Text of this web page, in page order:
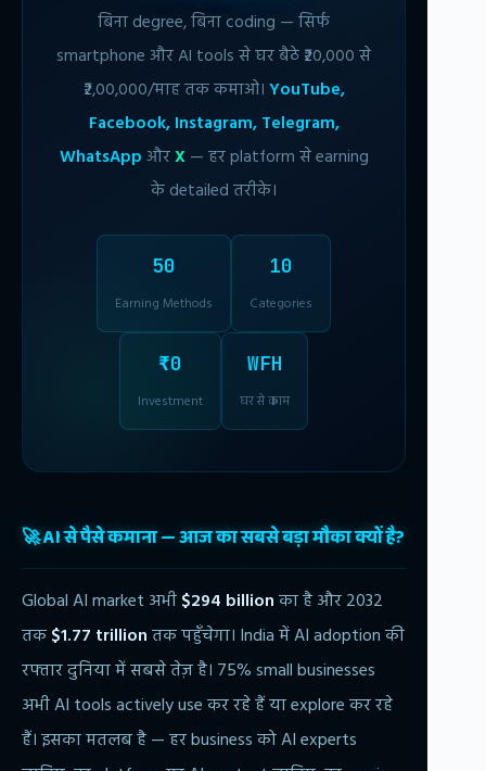
बिना degree, बिना coding — सिर्फ
smartphone और AI tools से घर बैठे ₹20,000 से
₹2,00,000/माह तक कमाओ। YouTube,
Facebook, Instagram, Telegram,
WhatsApp औरX— हर platform से earning
के detailed तरीके।
50
Earning Methods
10
Categories
₹0
Investment
WFH
घर से काम
🚀 AI से पैसे कमाना — आज का सबसे बड़ा मौका क्यों है?
Global AI market अभी$294 billionका है और 2032
तक$1.77 trillionतक पहुँचेगा। India में AI adoption की
रफ्तार दुनिया में सबसे तेज़ है। 75% small businesses
अभी AI tools actively use कर रहे हैं या explore कर रहे
हैं। इसका मतलब है — हर business को AI experts